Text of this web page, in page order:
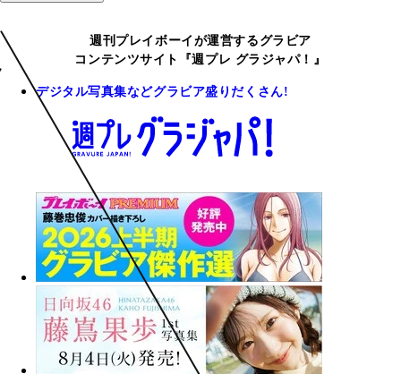
週刊プレイボーイが運営するグラビア
コンテンツサイト『週プレ グラジャパ！』
デジタル写真集などグラビア盛りだくさん!